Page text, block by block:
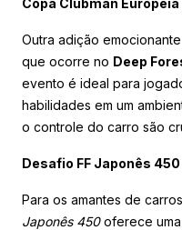
Copa Clubman
Outra adição
que ocorre no Deep
evento é ideal para
habilidades em um
o controle do carro são
Desafio FF Japonês 450
Para os amantes de
Japonês 450oferece